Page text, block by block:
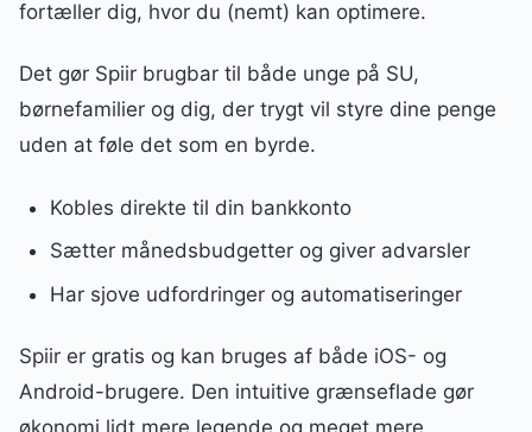
fortæller dig, hvor du (nemt) kan optimere.
Det gør Spiir brugbar til både unge på SU,
børnefamilier og dig, der trygt vil styre dine penge
uden at føle det som en byrde.
Kobles direkte til din bankkonto
Sætter månedsbudgetter og giver advarsler
Har sjove udfordringer og automatiseringer
Spiir er gratis og kan bruges af både iOS- og
Android-brugere. Den intuitive grænseflade gør